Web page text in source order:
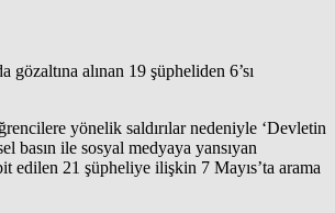
alınan 19 şüpheliden 6’sı
yönelik saldırılar nedeniyle ‘Devletin
basın ile sosyal medyaya yansıyan
edilen 21 şüpheliye ilişkin 7 Mayıs’ta arama